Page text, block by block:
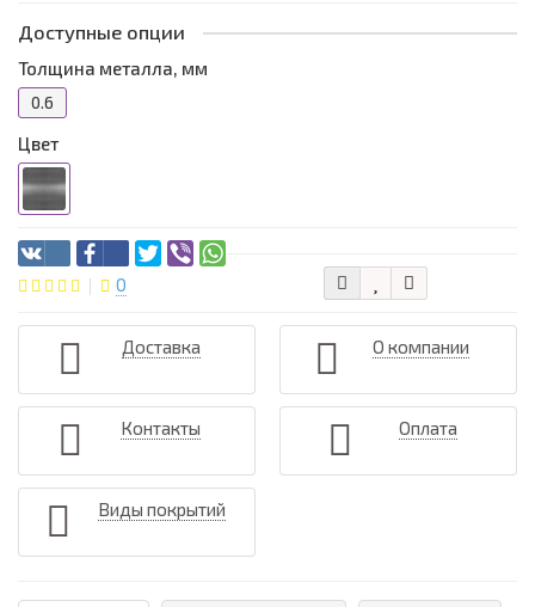
Доступные опции
Толщина металла, мм
0.6
Цвет
0
Доставка О компании
Контакты Оплата
Виды покрытий